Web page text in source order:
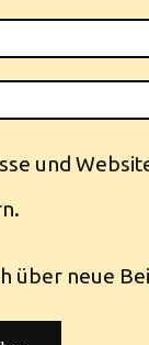
und
über neue